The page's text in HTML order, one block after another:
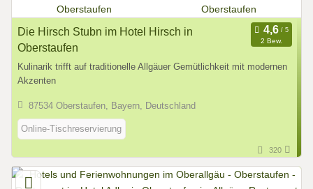
Die Hirsch Stubn im Hotel Hirsch in
Oberstaufen
2 Bew.
Kulinarik trifft auf traditionelle Allgäuer Gemütlichkeit mit modernen
Akzenten
87534 Oberstaufen, Bayern, Deutschland
Online-Tischreservierung
320